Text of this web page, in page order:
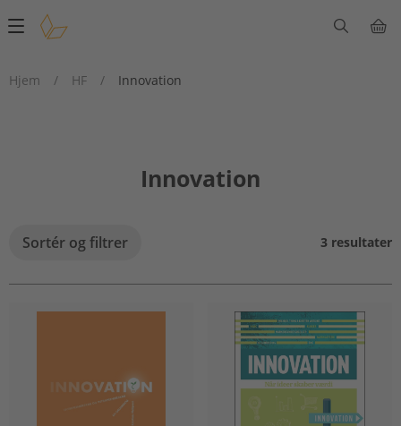
Main
Hjem
/ HF / Innovation
Innovation
Sortér og filtrer 3 resultater